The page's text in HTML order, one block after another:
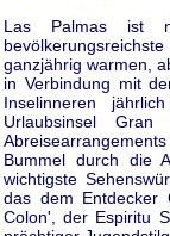
Las Palmas ist
ganzjährig warmen,
in Verbindung mit
Inselinneren
Urlaubsinsel
Bummel durch die
wichtigste
das dem Entdecker
Colon', der Espiritu